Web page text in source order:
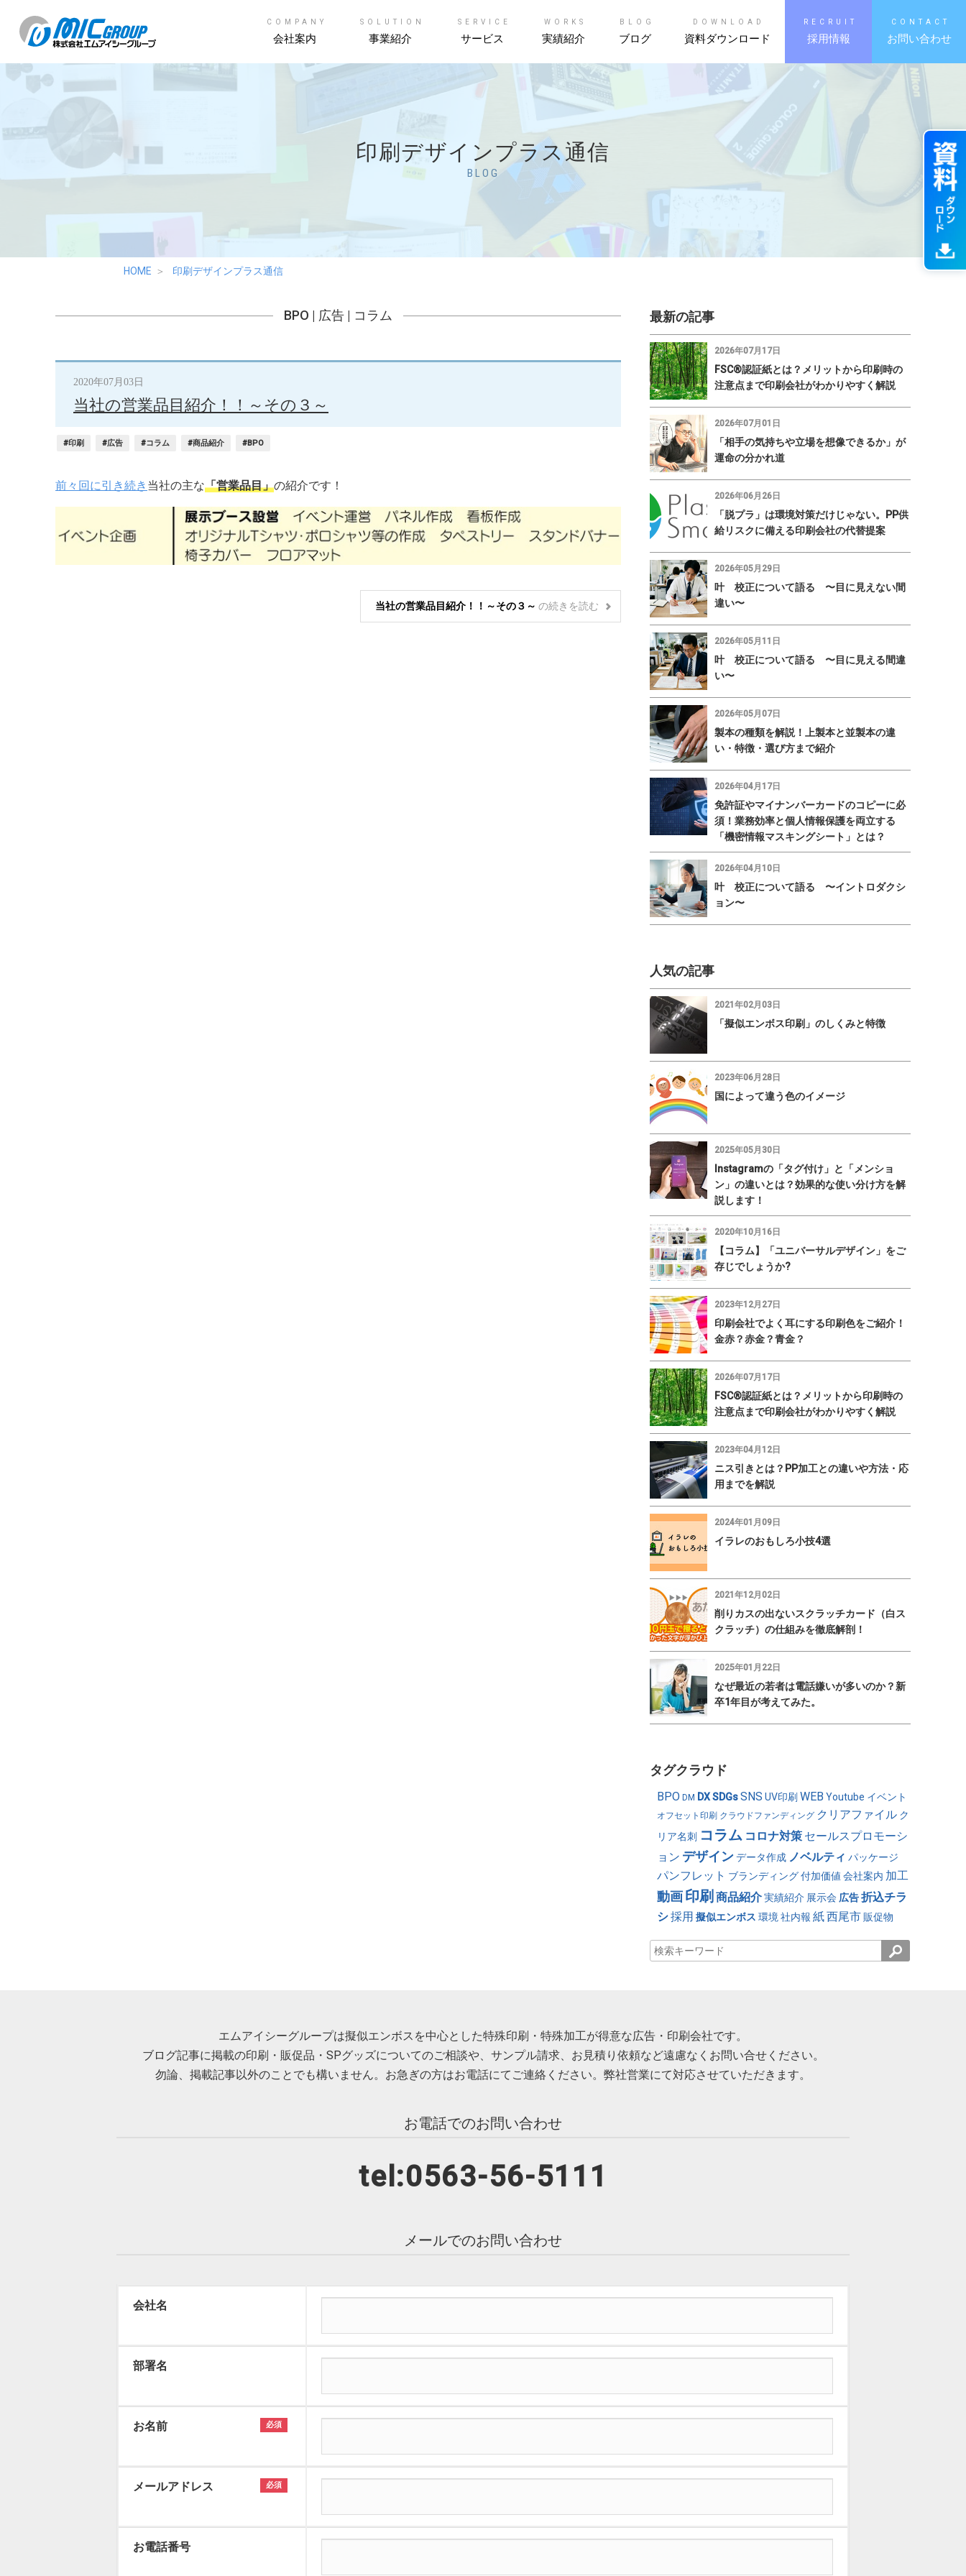
COMPANY
会社案内
SOLUTION
事業紹介
SERVICE
サービス
WORKS
実績紹介
BLOG
ブログ
DOWNLOAD
資料ダウンロード
RECRUIT
採用情報
CONTACT
お問い合わせ
印刷デザインプラス通信
BLOG
HOME 印刷デザインプラス通信
BPO | 広告| コラム
2020年07月03日
当社の営業品目紹介！！～その３～
#印刷 #広告 #コラム #商品紹介 #BPO
前々回に引き続き 当社の主な「営業品目」の紹介です！
当社の営業品目紹介！！～その３～ の続きを読む
最新の記事
2026年07月17日
FSC®認証紙とは？メリットから印刷時の
注意点まで印刷会社がわかりやすく解説
2026年07月01日
「相手の気持ちや立場を想像できるか」が
運命の分かれ道
2026年06月26日
「脱プラ」は環境対策だけじゃない。PP供
給リスクに備える印刷会社の代替提案
2026年05月29日
叶 校正について語る 〜目に見えない間
違い〜
2026年05月11日
叶 校正について語る 〜目に見える間違
い〜
2026年05月07日
製本の種類を解説！上製本と並製本の違
い・特徴・選び方まで紹介
2026年04月17日
免許証やマイナンバーカードのコピーに必
須！業務効率と個人情報保護を両立する
「機密情報マスキングシート」とは？
2026年04月10日
叶 校正について語る 〜イントロダクシ
ョン〜
人気の記事
2021年02月03日
「擬似エンボス印刷」のしくみと特徴
2023年06月28日
国によって違う色のイメージ
2025年05月30日
Instagramの「タグ付け」と「メンショ
ン」の違いとは？効果的な使い分け方を解
説します！
2020年10月16日
【コラム】「ユニバーサルデザイン」をご
存じでしょうか?
2023年12月27日
印刷会社でよく耳にする印刷色をご紹介！
金赤？赤金？青金？
2026年07月17日
FSC®認証紙とは？メリットから印刷時の
注意点まで印刷会社がわかりやすく解説
2023年04月12日
ニス引きとは？PP加工との違いや方法・応
用までを解説
2024年01月09日
イラレのおもしろ小技4選
2021年12月02日
削りカスの出ないスクラッチカード（白ス
クラッチ）の仕組みを徹底解剖！
2025年01月22日
なぜ最近の若者は電話嫌いが多いのか？新
卒1年目が考えてみた。
タグクラウド
BPO DM DX SDGs SNS UV印刷 WEB Youtube イベント
オフセット印刷 クラウドファンディング クリアファイル ク
リア名刺 コラム コロナ対策 セールスプロモーシ
ョン デザイン データ作成 ノベルティ パッケージ
パンフレット ブランディング 付加価値 会社案内 加工
動画 印刷 商品紹介 実績紹介 展示会 広告 折込チラ
シ採用 擬似エンボス 環境 社内報 紙西尾市 販促物
エムアイシーグループは擬似エンボスを中心とした特殊印刷・特殊加工が得意な広告・印刷会社です。
ブログ記事に掲載の印刷・販促品・SPグッズについてのご相談や、サンプル請求、お見積り依頼など遠慮なくお問い合せください。
勿論、掲載記事以外のことでも構いません。お急ぎの方はお電話にてご連絡ください。弊社営業にて対応させていただきます。
お電話でのお問い合わせ
tel:0563-56-5111
メールでのお問い合わせ
会社名
部署名
お名前 必須
メールアドレス 必須
お電話番号